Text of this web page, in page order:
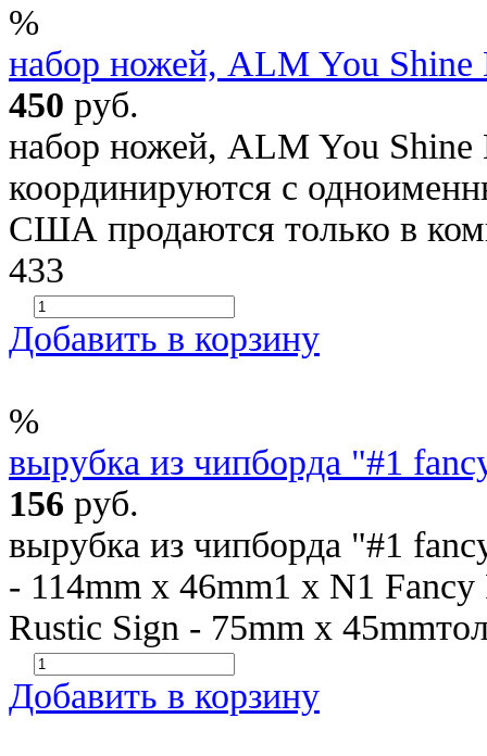
%
набор ножей, ALM You
450 руб.
набор ножей, ALM You
координируются с
США продаются только в
433
Добавить в корзину
%
вырубка из чипборда "#1
156 руб.
вырубка из чипборда "#1
- 114mm x 46mm1 x N1
Rustic Sign - 75mm x
Добавить в корзину